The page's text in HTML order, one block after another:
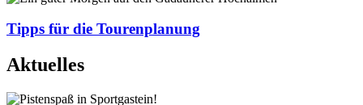
Tipps für die Tourenplanung
Aktuelles